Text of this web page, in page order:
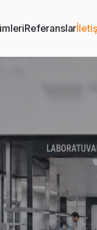
Referanslar